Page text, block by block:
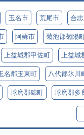
玉名市 荒尾市 合
阿蘇市 菊池郡菊陽
上益城郡甲佐町 上益城
名郡玉東町 八代郡氷川
球磨郡錦町 球磨郡多
蘇郡南小国町 阿蘇郡産